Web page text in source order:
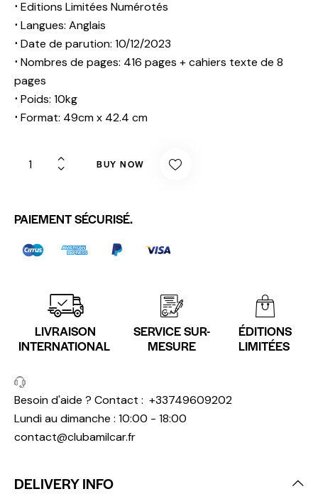
⋅ Editions Limitées Numérotés
⋅ Langues: Anglais
⋅ Date de parution: 10/12/2023
⋅ Nombres de pages: 416 pages + cahiers texte de 8
pages
⋅ Poids: 10kg
⋅ Format: 49cm x 42.4 cm
BUY NOW
PAIEMENT SÉCURISÉ.
LIVRAISON
INTERNATIONAL
SERVICE SUR-
MESURE
ÉDITIONS
LIMITÉES
Besoin d'aide ? Contact : +33749609202
Lundi au dimanche : 10:00 - 18:00
contact@clubamilcar.fr
DELIVERY INFO